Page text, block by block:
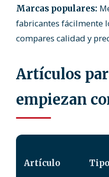
Marcas populares:
fabricantes fácilmente
compares calidad y
Artículos
empiezan
Artículo Tipo